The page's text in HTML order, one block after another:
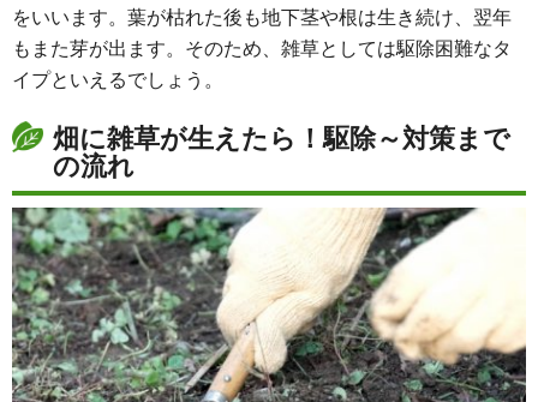
をいいます。葉が枯れた後も地下茎や根は生き続け、翌年
もまた芽が出ます。そのため、雑草としては駆除困難なタ
イプといえるでしょう。
畑に雑草が生えたら！駆除～対策まで
の流れ